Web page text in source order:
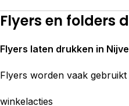
Flyers en folders
Flyers laten drukken in
Flyers worden vaak
winkelacties